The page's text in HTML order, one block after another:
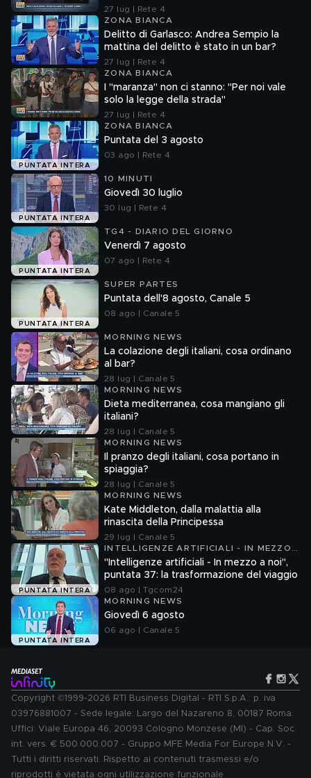
27 lug | Rete 4
ZONA BIANCA
Delitto di Garlasco: Andrea Sempio la
mattina del delitto è stato in un bar?
27 lug | Rete 4
ZONA BIANCA
I "maranza" non ci stanno: "Per noi vale
solo la legge della strada"
27 lug | Rete 4
PUNTATA INTERA
ZONA BIANCA
Puntata del 3 agosto
03 ago | Rete 4
PUNTATA INTERA
10 MINUTI
Giovedì 30 luglio
30 lug | Rete 4
PUNTATA INTERA
TG4 - DIARIO DEL GIORNO
Venerdì 7 agosto
07 ago | Rete 4
PUNTATA INTERA
SUPER PARTES
Puntata dell'8 agosto, Canale 5
08 ago | Canale 5
MORNING NEWS
La colazione degli italiani, cosa ordinano
al bar?
28 lug | Canale 5
MORNING NEWS
Dieta mediterranea, cosa mangiano gli
italiani?
28 lug | Canale 5
MORNING NEWS
Il pranzo degli italiani, cosa portano in
spiaggia?
28 lug | Canale 5
MORNING NEWS
Kate Middleton, dalla malattia alla
rinascita della Principessa
29 lug | Canale 5
PUNTATA INTERA
INTELLIGENZE ARTIFICIALI - IN MEZZO
A NOI
"Intelligenze artificiali - In mezzo a noi",
puntata 37: la trasformazione del viaggio
08 ago | Tgcom24
PUNTATA INTERA
MORNING NEWS
Giovedì 6 agosto
06 ago | Canale 5
Copyright ©1999-2026 RTI Business Digital - RTI S.p.A.: p. iva
03976881007 - Sede legale: Largo del Nazareno 8, 00187 Roma.
Uffici: Viale Europa 46, 20093 Cologno Monzese (MI) - Cap. Soc.
int. vers. € 500.000.007 - Gruppo MFE Media For Europe N.V. -
Tutti i diritti riservati. Rispetto ai contenuti trasmessi e/o
riprodotti è vietata ogni utilizzazione funzionale